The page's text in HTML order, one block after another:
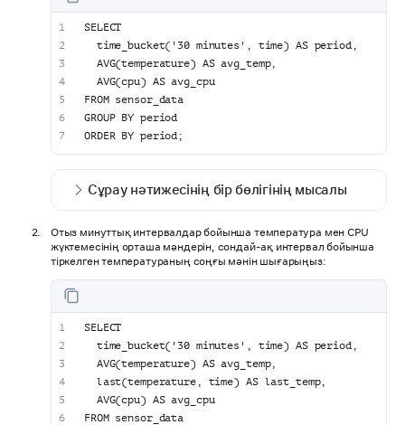
SELECT
  time_bucket('30 minutes', time) AS period,
  AVG(temperature) AS avg_temp,
  AVG(cpu) AS avg_cpu
FROM sensor_data
GROUP BY period
ORDER BY period;
Сұрау нәтижесінің бір бөлігінің мысалы
Отыз минуттық интервалдар бойынша температура мен CPU
жүктемесінің орташа мәндерін, сондай-ақ интервал бойынша
тіркелген температураның соңғы мәнін шығарыңыз:
SELECT
  time_bucket('30 minutes', time) AS period,
  AVG(temperature) AS avg_temp,
  last(temperature, time) AS last_temp,
  AVG(cpu) AS avg_cpu
FROM sensor_data